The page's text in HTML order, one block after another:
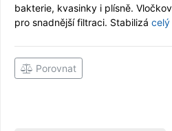
bakterie, kvasinky i plísně.
pro snadnější filtraci. Stabilizá celý
Porovnat